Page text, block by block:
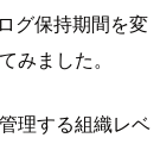
グ保持期間を変
みました。
理する組織レベ